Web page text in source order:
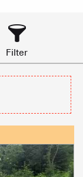
Filter